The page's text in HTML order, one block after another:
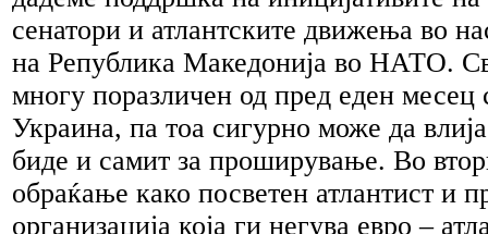
сенатори и атлантските движења во
на Република Македонија во НАТО.
многу поразличен од пред еден месец
Украина, па тоа сигурно може да
биде и самит за проширување. Во
обраќање како посветен атлантист и
организација која ги негува евро –